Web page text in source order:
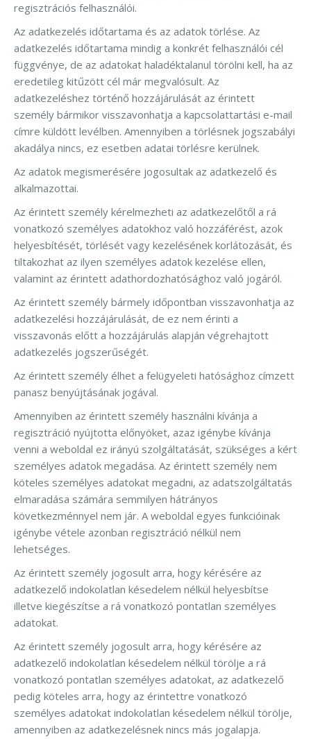
regisztrációs felhasználói.
Az adatkezelés időtartama és az adatok törlése. Az
adatkezelés időtartama mindig a konkrét felhasználói cél
függvénye, de az adatokat haladéktalanul törölni kell, ha az
eredetileg kitűzött cél már megvalósult. Az
adatkezeléshez történő hozzájárulását az érintett
személy bármikor visszavonhatja a kapcsolattartási e-mail
címre küldött levélben. Amennyiben a törlésnek jogszabályi
akadálya nincs, ez esetben adatai törlésre kerülnek.
Az adatok megismerésére jogosultak az adatkezelő és
alkalmazottai.
Az érintett személy kérelmezheti az adatkezelőtől a rá
vonatkozó személyes adatokhoz való hozzáférést, azok
helyesbítését, törlését vagy kezelésének korlátozását, és
tiltakozhat az ilyen személyes adatok kezelése ellen,
valamint az érintett adathordozhatósághoz való jogáról.
Az érintett személy bármely időpontban visszavonhatja az
adatkezelési hozzájárulását, de ez nem érinti a
visszavonás előtt a hozzájárulás alapján végrehajtott
adatkezelés jogszerűségét.
Az érintett személy élhet a felügyeleti hatósághoz címzett
panasz benyújtásának jogával.
Amennyiben az érintett személy használni kívánja a
regisztráció nyújtotta előnyöket, azaz igénybe kívánja
venni a weboldal ez irányú szolgáltatását, szükséges a kért
személyes adatok megadása. Az érintett személy nem
köteles személyes adatokat megadni, az adatszolgáltatás
elmaradása számára semmilyen hátrányos
következménnyel nem jár. A weboldal egyes funkcióinak
igénybe vétele azonban regisztráció nélkül nem
lehetséges.
Az érintett személy jogosult arra, hogy kérésére az
adatkezelő indokolatlan késedelem nélkül helyesbítse
illetve kiegészítse a rá vonatkozó pontatlan személyes
adatokat.
Az érintett személy jogosult arra, hogy kérésére az
adatkezelő indokolatlan késedelem nélkül törölje a rá
vonatkozó pontatlan személyes adatokat, az adatkezelő
pedig köteles arra, hogy az érintettre vonatkozó
személyes adatokat indokolatlan késedelem nélkül törölje,
amennyiben az adatkezelésnek nincs más jogalapja.